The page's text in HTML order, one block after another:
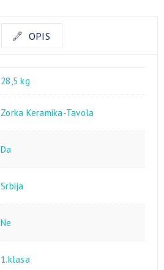
OPIS
28,5 kg
Zorka Keramika-Tavola
Da
Srbija
Ne
1.klasa